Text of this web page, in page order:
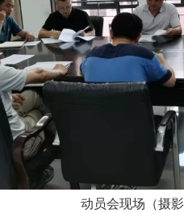
动员会现场（摄影